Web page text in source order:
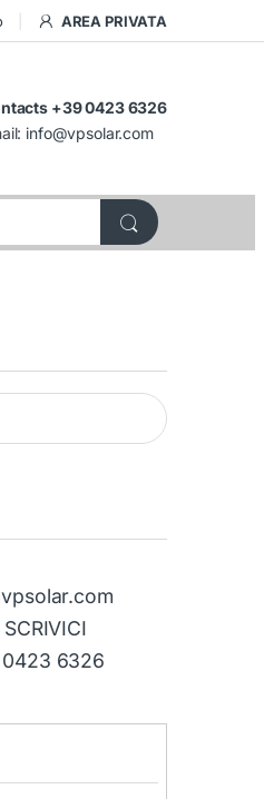
AREA PRIVATA
+39 0423 6326
info@vpsolar.com
SCRIVICI
6326